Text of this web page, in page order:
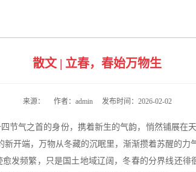
散文 | 立春，春始万物生
来源： 作者：admin 发布时间：2026-02-02
节气之首的身份，携着新生的气韵，悄然铺展在
开端，万物从冬藏的沉眠里，渐渐攒着苏醒的力气
发频繁，只是国土地域辽阔，冬春的分界线还